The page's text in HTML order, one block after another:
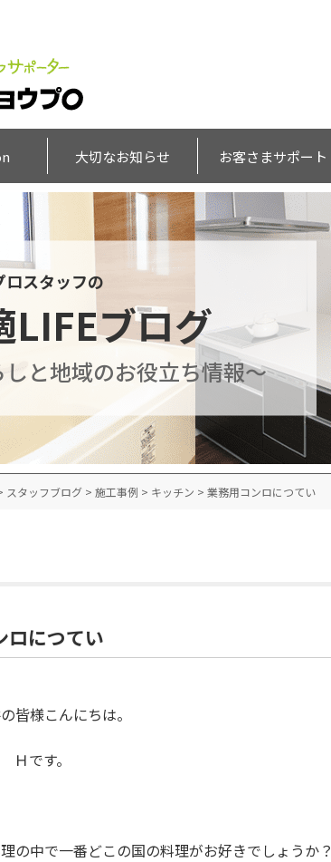
大切なお知らせ お客さまサポート
ロスタッフの
LIFEブログ
しと地域のお役立ち情報～
スタッフブログ > 施工事例 > キッチン > 業務用コンロにつてい
ロにつてい
皆様こんにちは。
です。
の中で一番どこの国の料理がお好きでしょうか？